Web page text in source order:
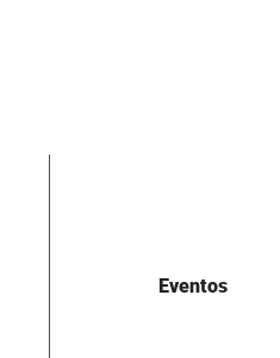
Eventos